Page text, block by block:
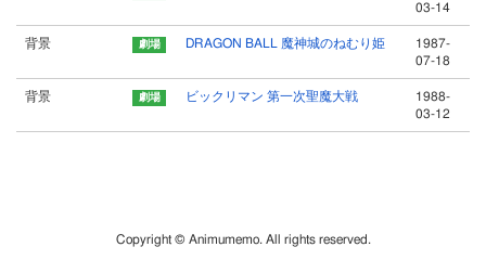
03-14
背景 DRAGON BALL 魔神城のねむり姫
1987-
07-18
背景 ビックリマン 第一次聖魔大戦
1988-
03-12
Copyright © Animumemo. All rights reserved.